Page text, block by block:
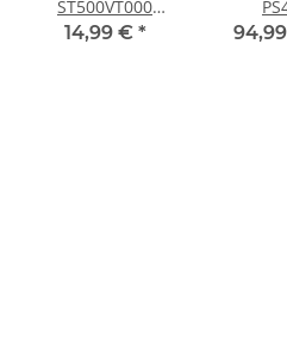
ST500VT000
interne
14,99 € *